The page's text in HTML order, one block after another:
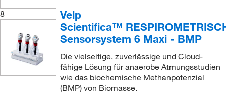
8
Velp
Scientifica™
Sensorsystem 6 Maxi - BMP
Die vielseitige, zuverlässige und Cloud-
fähige Lösung für anaerobe Atmungsstudien
wie das biochemische Methanpotenzial
(BMP) von Biomasse.